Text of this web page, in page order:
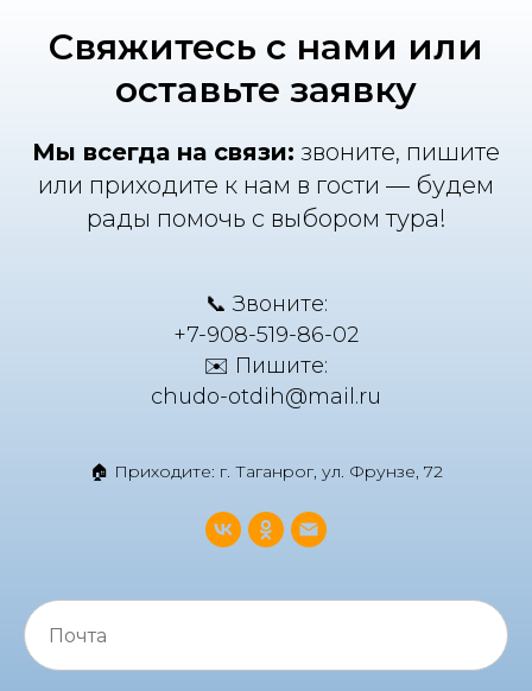
Свяжитесь с нами или
оставьте заявку
Мы всегда на связи: звоните, пишите
или приходите к нам в гости — будем
рады помочь с выбором тура!
📞 Звоните:
+7-908-519-86-02
✉️ Пишите:
chudo-otdih@mail.ru
🏠 Приходите: г. Таганрог, ул. Фрунзе, 72